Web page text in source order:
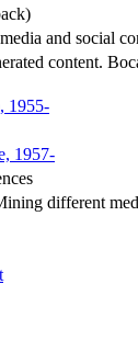
and social
content.
1955-
1957-
different